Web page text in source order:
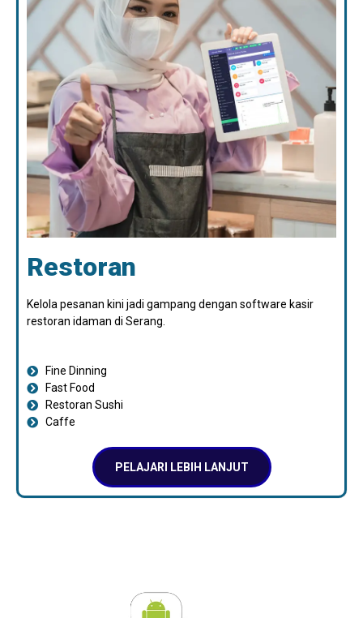
Restoran
Kelola pesanan kini jadi gampang dengan software kasir
restoran idaman di Serang.
Fine Dinning
Fast Food
Restoran Sushi
Caffe
PELAJARI LEBIH LANJUT